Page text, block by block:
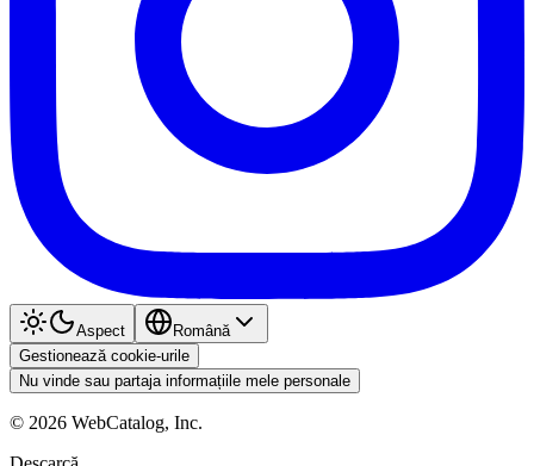
Aspect
Română
Gestionează cookie-urile
Nu vinde sau partaja informațiile mele personale
© 2026 WebCatalog, Inc.